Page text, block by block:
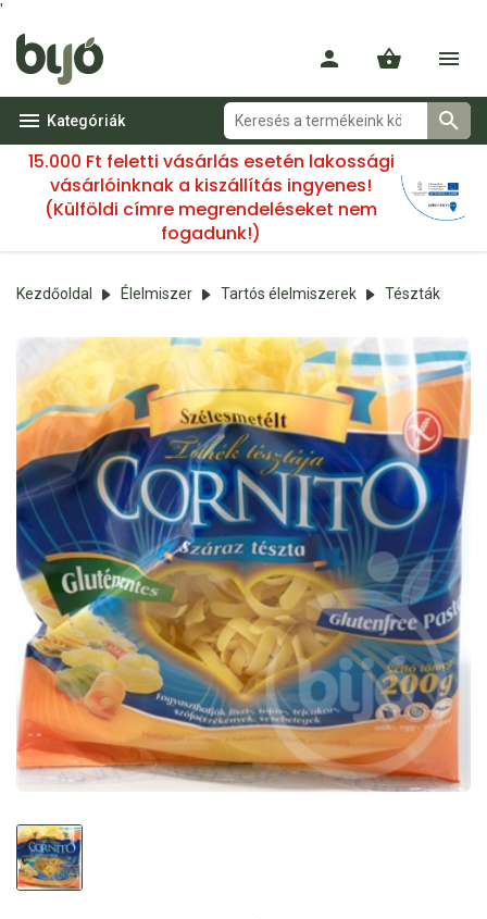
'
Kategóriák
15.000 Ft feletti vásárlás esetén lakossági
vásárlóinknak a kiszállítás ingyenes!
(Külföldi címre megrendeléseket nem
fogadunk!)
Kezdőoldal Élelmiszer Tartós élelmiszerek Tészták